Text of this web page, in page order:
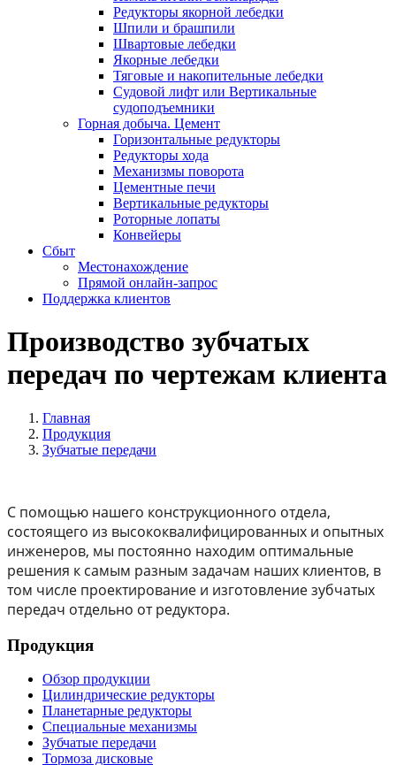
Редукторы якорной лебедки
Шпили и брашпили
Швартовые лебедки
Якорные лебедки
Тяговые и накопительные лебедки
Судовой лифт или Вертикальные
судоподъемники
Горная добыча. Цемент
Горизонтальные редукторы
Редукторы хода
Механизмы поворота
Цементные печи
Вертикальные редукторы
Роторные лопаты
Конвейеры
Сбыт
Местонахождение
Прямой онлайн-запрос
Поддержка клиентов
Производство зубчатых
передач по чертежам клиента
Главная
Продукция
Зубчатые передачи
С помощью нашего конструкционного отдела,
состоящего из высококвалифицированных и опытных
инженеров, мы постоянно находим оптимальные
решения к самым разным задачам наших клиентов, в
том числе проектирование и изготовление зубчатых
передач отдельно от редуктора.
Продукция
Обзор продукции
Цилиндрические редукторы
Планетарные редукторы
Специальные механизмы
Зубчатые передачи
Тормоза дисковые